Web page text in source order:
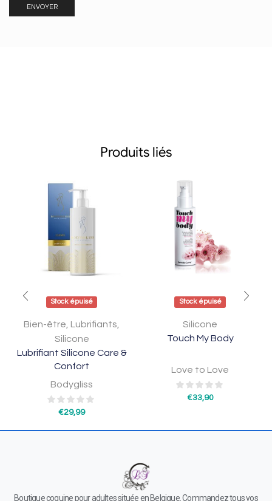
Produits liés
Stock épuisé
Bien-être Lubrifiants
Silicone
Lubrifiant Silicone Care &
Confort
Bodygliss
€29,99
Stock épuisé
Silicone
Touch My Body
Love to Love
€33,90
Boutique coquine pour adultes située en Belgique. Commandez tous vos